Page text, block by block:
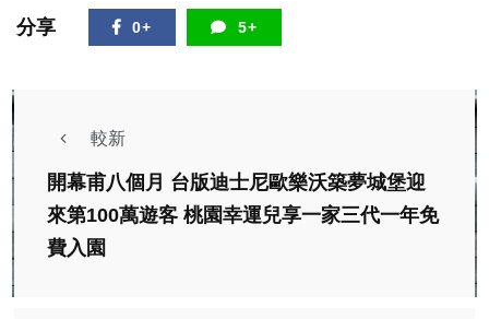
分享 0+ 5+
較新
開幕甫八個月 台版迪士尼歐樂沃築夢城堡迎
來第100萬遊客 桃園幸運兒享一家三代一年免
費入園